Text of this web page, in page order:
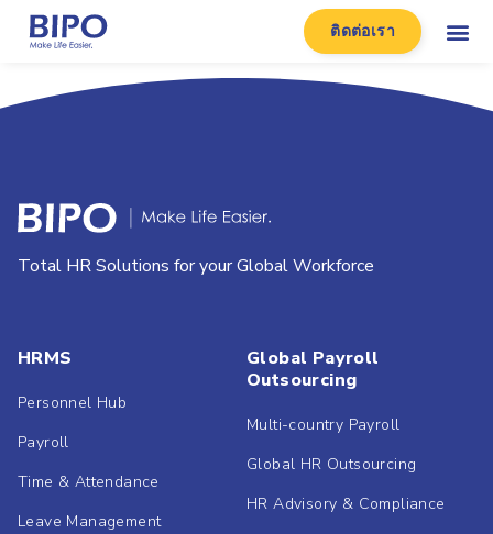
ติดต่อเรา
Total HR Solutions for your Global Workforce
HRMS
Personnel Hub
Payroll
Time & Attendance
Leave Management
Global Payroll
Outsourcing
Multi-country Payroll
Global HR Outsourcing
HR Advisory & Compliance